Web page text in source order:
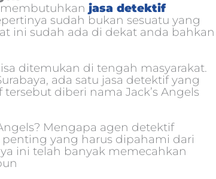
jasa detektif
sudah bukan sesuatu yang
ini sudah ada di dekat anda bahkan
ditemukan di tengah masyarakat.
ada satu jasa detektif yang
diberi nama Jack’s Angels
Mengapa agen detektif
yang harus dipahami dari
ini telah banyak memecahkan